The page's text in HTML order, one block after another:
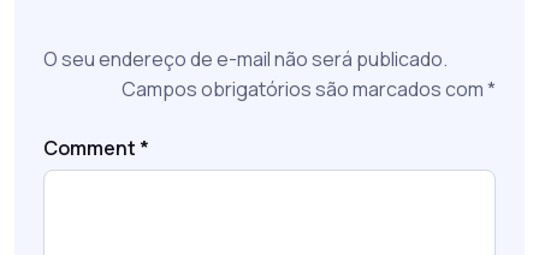
O seu endereço de e-mail não será publicado.
Campos obrigatórios são marcados com*
Comment *